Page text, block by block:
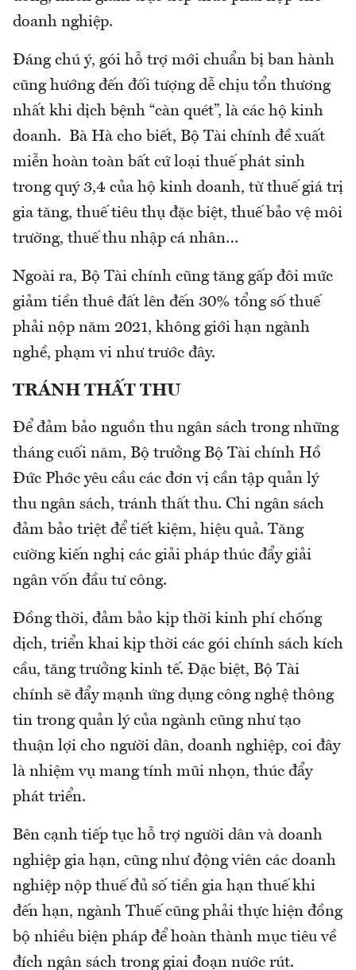
doanh nghiệp.
Đáng chú ý, gói hỗ trợ mới chuẩn bị ban hành
cũng hướng đến đối tượng dễ chịu tổn thương
nhất khi dịch bệnh “càn quét”, là các hộ kinh
doanh. Bà Hà cho biết, Bộ Tài chính đề xuất
miễn hoàn toàn bất cứ loại thuế phát sinh
trong quý 3,4 của hộ kinh doanh, từ thuế giá trị
gia tăng, thuế tiêu thụ đặc biệt, thuế bảo vệ môi
trường, thuế thu nhập cá nhân…
Ngoài ra, Bộ Tài chính cũng tăng gấp đôi mức
giảm tiền thuê đất lên đến 30% tổng số thuế
phải nộp năm 2021, không giới hạn ngành
nghề, phạm vi như trước đây.
TRÁNH THẤT THU
Để đảm bảo nguồn thu ngân sách trong những
tháng cuối năm, Bộ trưởng Bộ Tài chính Hồ
Đức Phớc yêu cầu các đơn vị cần tập quản lý
thu ngân sách, tránh thất thu. Chi ngân sách
đảm bảo triệt để tiết kiệm, hiệu quả. Tăng
cường kiến nghị các giải pháp thúc đẩy giải
ngân vốn đầu tư công.
Đồng thời, đảm bảo kịp thời kinh phí chống
dịch, triển khai kịp thời các gói chính sách kích
cầu, tăng trưởng kinh tế. Đặc biệt, Bộ Tài
chính sẽ đẩy mạnh ứng dụng công nghệ thông
tin trong quản lý của ngành cũng như tạo
thuận lợi cho người dân, doanh nghiệp, coi đây
là nhiệm vụ mang tính mũi nhọn, thúc đẩy
phát triển.
Bên cạnh tiếp tục hỗ trợ người dân và doanh
nghiệp gia hạn, cũng như động viên các doanh
nghiệp nộp thuế đủ số tiền gia hạn thuế khi
đến hạn, ngành Thuế cũng phải thực hiện đồng
bộ nhiều biện pháp để hoàn thành mục tiêu về
đích ngân sách trong giai đoạn nước rút.